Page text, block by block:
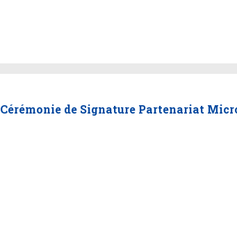
Cérémonie de Signature Partenariat